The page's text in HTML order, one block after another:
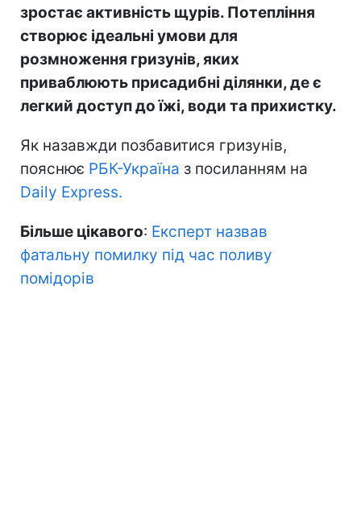
зростає активність щурів. Потепління
створює ідеальні умови для
розмноження гризунів, яких
приваблюють присадибні ділянки, де є
легкий доступ до їжі, води та прихистку.
Як назавжди позбавитися гризунів,
пояснює РБК-Україна з посиланням на
Daily Express.
Більше цікавого: Експерт назвав
фатальну помилку під час поливу
помідорів